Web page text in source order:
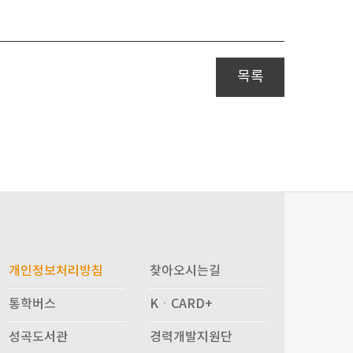
목록
개인정보처리방침 찾아오시는길
통학버스 KㆍCARD+
성곡도서관 경력개발지원단